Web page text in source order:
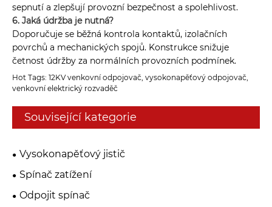
sepnutí a zlepšují provozní bezpečnost a spolehlivost.
6. Jaká údržba je nutná?
Doporučuje se běžná kontrola kontaktů, izolačních
povrchů a mechanických spojů. Konstrukce snižuje
četnost údržby za normálních provozních podmínek.
Hot Tags: 12KV venkovní odpojovač, vysokonapěťový odpojovač,
venkovní elektrický rozvaděč
Související kategorie
Vysokonapěťový jistič
Spínač zatížení
Odpojit spínač